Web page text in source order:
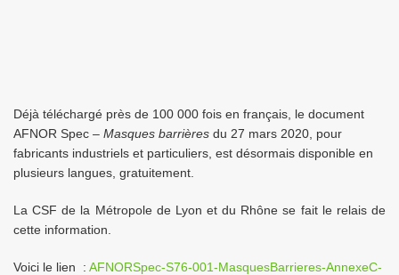
Déjà téléchargé près de 100 000 fois en français, le document
AFNOR Spec – Masques barrières du 27 mars 2020, pour
fabricants industriels et particuliers, est désormais disponible en
plusieurs langues, gratuitement.
La CSF de la Métropole de Lyon et du Rhône se fait le relais de
cette information.
Voici le lien : AFNORSpec-S76-001-MasquesBarrieres-AnnexeC-